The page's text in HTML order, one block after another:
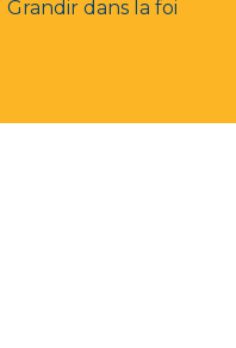
Grandir dans la foi